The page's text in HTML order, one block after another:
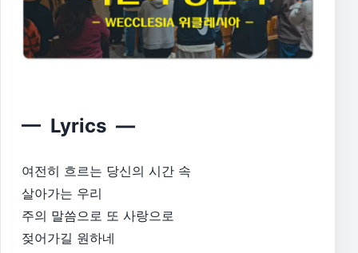
— Lyrics —
여전히 흐르는 당신의 시간 속
살아가는 우리
주의 말씀으로 또 사랑으로
젖어가길 원하네